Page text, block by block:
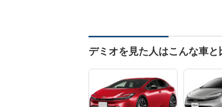
デミオを見た人はこんな車